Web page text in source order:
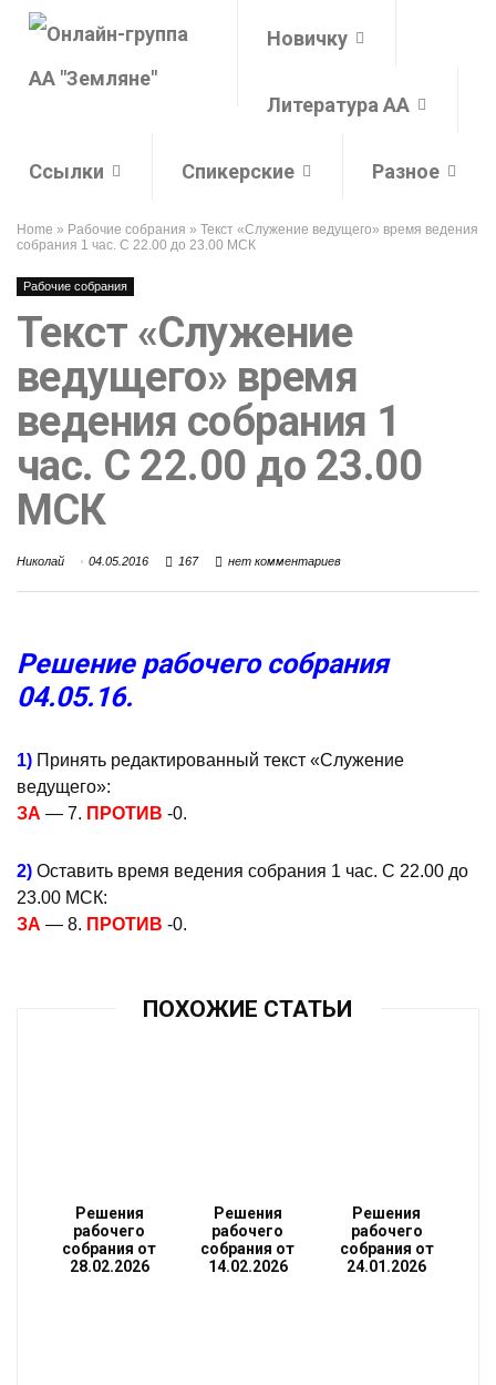
Новичку
Литература АА
Ссылки Спикерские Разное
Home » Рабочие собрания » Текст «Служение ведущего» время ведения
собрания 1 час. С 22.00 до 23.00 МСК
Рабочие собрания
Текст «Служение
ведущего» время
ведения собрания 1
час. С 22.00 до 23.00
МСК
Николай 04.05.2016 167 нет комментариев
Решение рабочего собрания
04.05.16.
1) Принять редактированный текст «Служение
ведущего»:
ЗА — 7. ПРОТИВ -0.
2) Оставить время ведения собрания 1 час. С 22.00 до
23.00 МСК:
ЗА — 8. ПРОТИВ -0.
ПОХОЖИЕ СТАТЬИ
Решения
рабочего
собрания от
28.02.2026
Решения
рабочего
собрания от
14.02.2026
Решения
рабочего
собрания от
24.01.2026